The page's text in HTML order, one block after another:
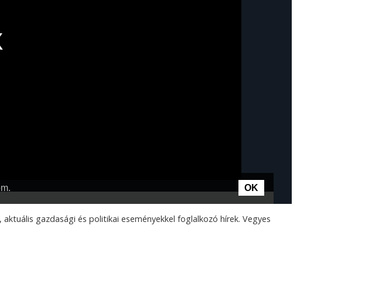
gazdasági és politikai eseményekkel foglalkozó hírek. Vegyes